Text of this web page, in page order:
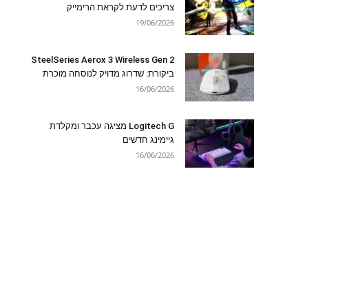
צריכים לדעת לקראת הרימייק
19/06/2026
SteelSeries Aerox 3 Wireless Gen 2
ביקורת: שדרוג מדויק לנוסחה מוכרת
16/06/2026
Logitech G מציגה עכבר ומקלדת
גיימינג חדשים
16/06/2026